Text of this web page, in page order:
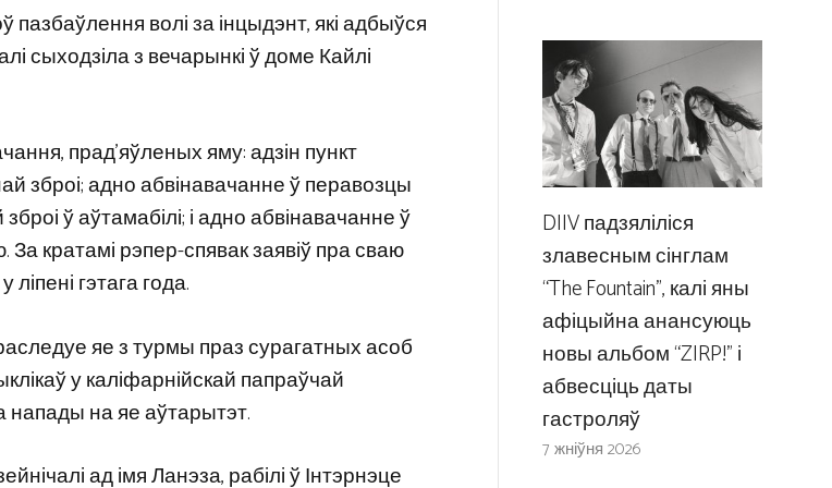
волі за інцыдэнт, які адбыўся
сыходзіла з вечарынкі ў доме Кайлі
прад’яўленых яму: адзін пункт
зброі; адно абвінавачанне ў перавозцы
ў аўтамабілі; і адно абвінавачанне ў
кратамі рэпер-спявак заявіў пра сваю
гэтага года.
яе з турмы праз сурагатных асоб
у каліфарнійскай папраўчай
напады на яе аўтарытэт.
ад імя Ланэза, рабілі ў Інтэрнэце
DIIV падзяліліся
злавесным сінглам
“The Fountain”, калі яны
афіцыйна анансуюць
новы альбом “ZIRP!” і
абвесціць даты
гастроляў
7 жніўня 2026